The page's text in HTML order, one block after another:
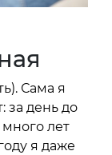
Сама я
за день до
лет
я даже